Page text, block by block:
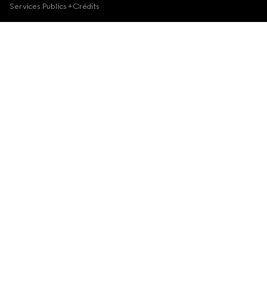
Services Publics +Crédits